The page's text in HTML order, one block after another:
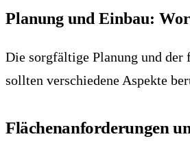
Planung und Einbau:
Die sorgfältige Planung und der
sollten verschiedene Aspekte
Flächenanforderungen